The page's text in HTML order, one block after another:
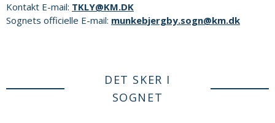
Kontakt E-mail: TKLY@KM.DK
Sognets officielle E-mail: munkebjergby.sogn@km.dk
DET SKER I
SOGNET